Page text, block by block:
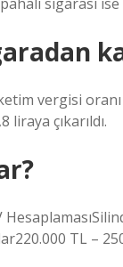
vergisi oranı
çıkarıldı.
TL –